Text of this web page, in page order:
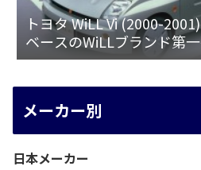
トヨタ WiLL Vi (2000-
ベースのWiLLブランド第
メーカー別
日本メーカー